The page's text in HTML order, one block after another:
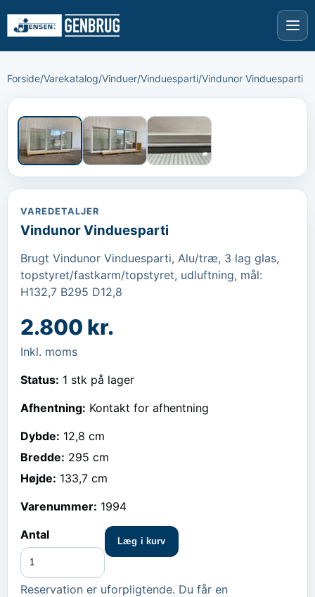
Forside/Varekatalog/Vinduer/Vinduesparti/Vindunor Vinduesparti
VAREDETALJER
Vindunor Vinduesparti
Brugt Vindunor Vinduesparti, Alu/træ, 3 lag glas,
topstyret/fastkarm/topstyret, udluftning, mål:
H132,7 B295 D12,8
2.800 kr.
Inkl. moms
Status: 1 stk på lager
Afhentning: Kontakt for afhentning
Dybde: 12,8 cm
Bredde: 295 cm
Højde: 133,7 cm
Varenummer: 1994
Antal
Læg i kurv
Reservation er uforpligtende. Du får en